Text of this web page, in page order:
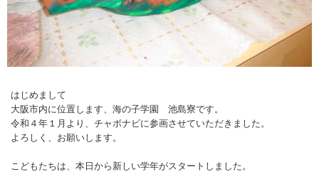
はじめまして
大阪市内に位置します、海の子学園 池島寮です。
令和４年１月より、チャボナビに参画させていただきました。
よろしく、お願いします。
こどもたちは、本日から新しい学年がスタートしました。